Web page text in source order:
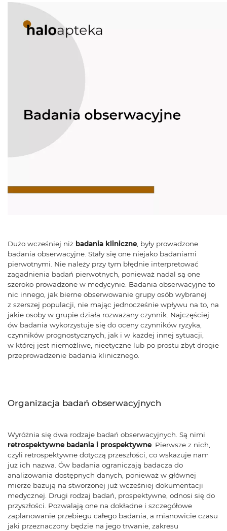
Dużo wcześniej niż badania kliniczne , były prowadzone
badania obserwacyjne. Stały się one niejako badaniami
pierwotnymi. Nie należy przy tym błędnie interpretować
zagadnienia badań pierwotnych, ponieważ nadal są one
szeroko prowadzone w medycynie. Badania obserwacyjne to
nic innego, jak bierne obserwowanie grupy osób wybranej
z szerszej populacji, nie mając jednocześnie wpływu na to, na
jakie osoby w grupie działa rozważany czynnik. Najczęściej
ów badania wykorzystuje się do oceny czynników ryzyka,
czynników prognostycznych, jak i w każdej innej sytuacji,
w której jest niemożliwe, nieetyczne lub po prostu zbyt drogie
przeprowadzenie badania klinicznego.
Organizacja badań obserwacyjnych
Wyróżnia się dwa rodzaje badań obserwacyjnych. Są nimi
retrospektywne badania i prospektywne. Pierwsze z nich,
czyli retrospektywne dotyczą przeszłości, co wskazuje nam
już ich nazwa. Ów badania ograniczają badacza do
analizowania dostępnych danych, ponieważ w głównej
mierze bazują na stworzonej już wcześniej dokumentacji
medycznej. Drugi rodzaj badań, prospektywne, odnosi się do
przyszłości. Pozwalają one na dokładne i szczegółowe
zaplanowanie przebiegu całego badania, a mianowicie czasu
jaki przeznaczony będzie na jego trwanie, zakresu